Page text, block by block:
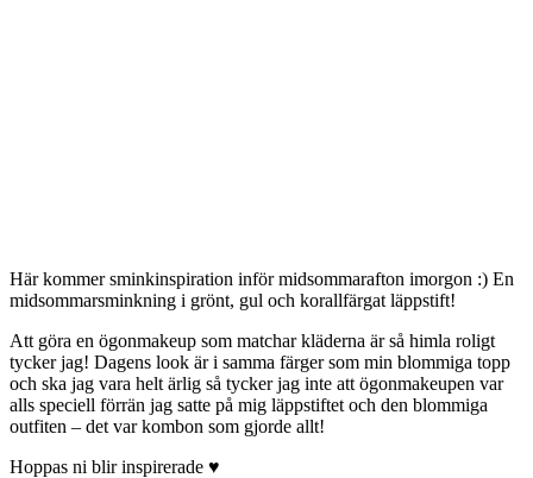
Här kommer sminkinspiration inför midsommarafton imorgon :) En
midsommarsminkning i grönt, gul och korallfärgat läppstift!
Att göra en ögonmakeup som matchar kläderna är så himla roligt
tycker jag! Dagens look är i samma färger som min blommiga topp
och ska jag vara helt ärlig så tycker jag inte att ögonmakeupen var
alls speciell förrän jag satte på mig läppstiftet och den blommiga
outfiten – det var kombon som gjorde allt!
Hoppas ni blir inspirerade ♥